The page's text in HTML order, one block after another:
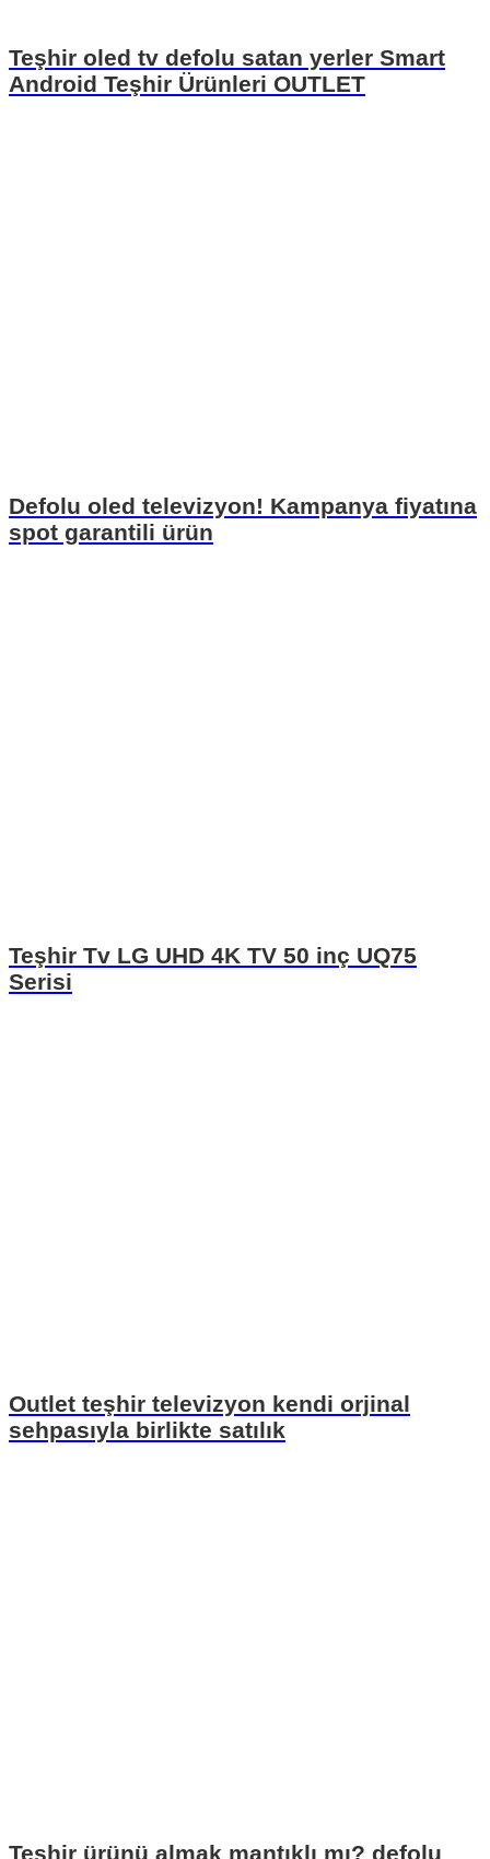
Teşhir oled tv defolu satan yerler Smart
Android Teşhir Ürünleri OUTLET
Defolu oled televizyon! Kampanya fiyatına
spot garantili ürün
Teşhir Tv LG UHD 4K TV 50 inç UQ75
Serisi
Outlet teşhir televizyon kendi orjinal
sehpasıyla birlikte satılık
Teşhir ürünü almak mantıklı mı? defolu